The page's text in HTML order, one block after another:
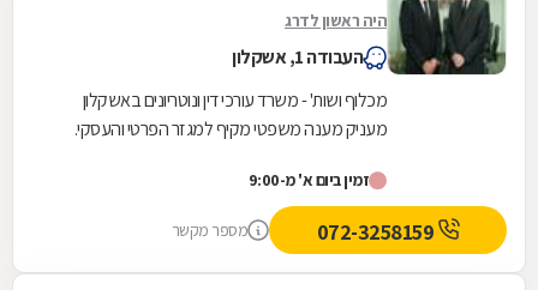
היה ראשון לדרג
העבודה 1, אשקלון
מכלוף ושות' - משרד עורכי דין ונוטריונים באשקלון
מעניק מענה משפטי מקיף למגזר הפרטי והעסקי.
עם...זמין ביום א' מ-9:00
מספר מקשר